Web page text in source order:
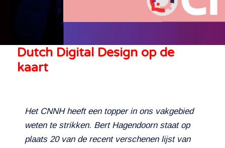
Dutch Digital Design op de
kaart
Het CNNH heeft een topper in ons vakgebied
weten te strikken. Bert Hagendoorn staat op
plaats 20 van de recent verschenen lijst van